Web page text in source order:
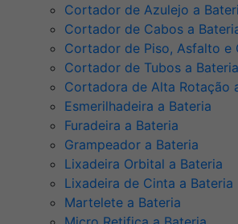
Cortador de Azulejo a
Cortador de Cabos a
Cortador de Piso, Asfalto e
Cortador de Tubos a Bateria
Cortadora de Alta Rotação
Esmerilhadeira a Bateria
Furadeira a Bateria
Grampeador a Bateria
Lixadeira Orbital a Bateria
Lixadeira de Cinta a Bateria
Martelete a Bateria